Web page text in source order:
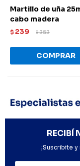
Martillo de uña
cabo madera
$ 239 $252
RECIBÍ
¡Suscribite